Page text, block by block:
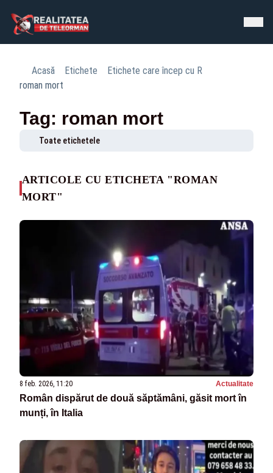
Acasă Etichete
Etichete care încep cu R
roman mort
Tag: roman mort
Toate etichetele
ARTICOLE CU ETICHETA "ROMAN
MORT"
8 feb. 2026, 11:20 Actualitate
Român dispărut de două săptămâni, găsit mort în
munți, în Italia